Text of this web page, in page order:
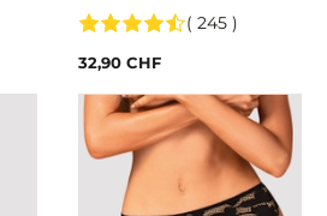
( 245 )
32,90 CHF